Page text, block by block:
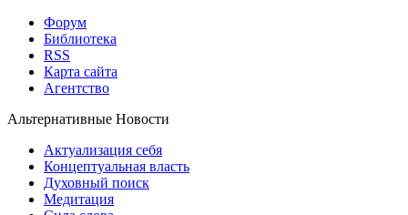
Форум
Библиотека
RSS
Карта сайта
Агентство
Альтернативные Новости
Актуализация себя
Концептуальная власть
Духовный поиск
Медитация